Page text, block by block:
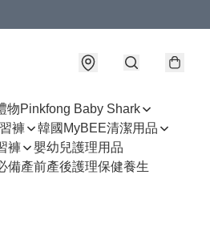
物Pinkfong Baby Shark
褲
韓國MyBEE清潔用品
褲
嬰幼兒護理用品
備產前產後護理保健養生